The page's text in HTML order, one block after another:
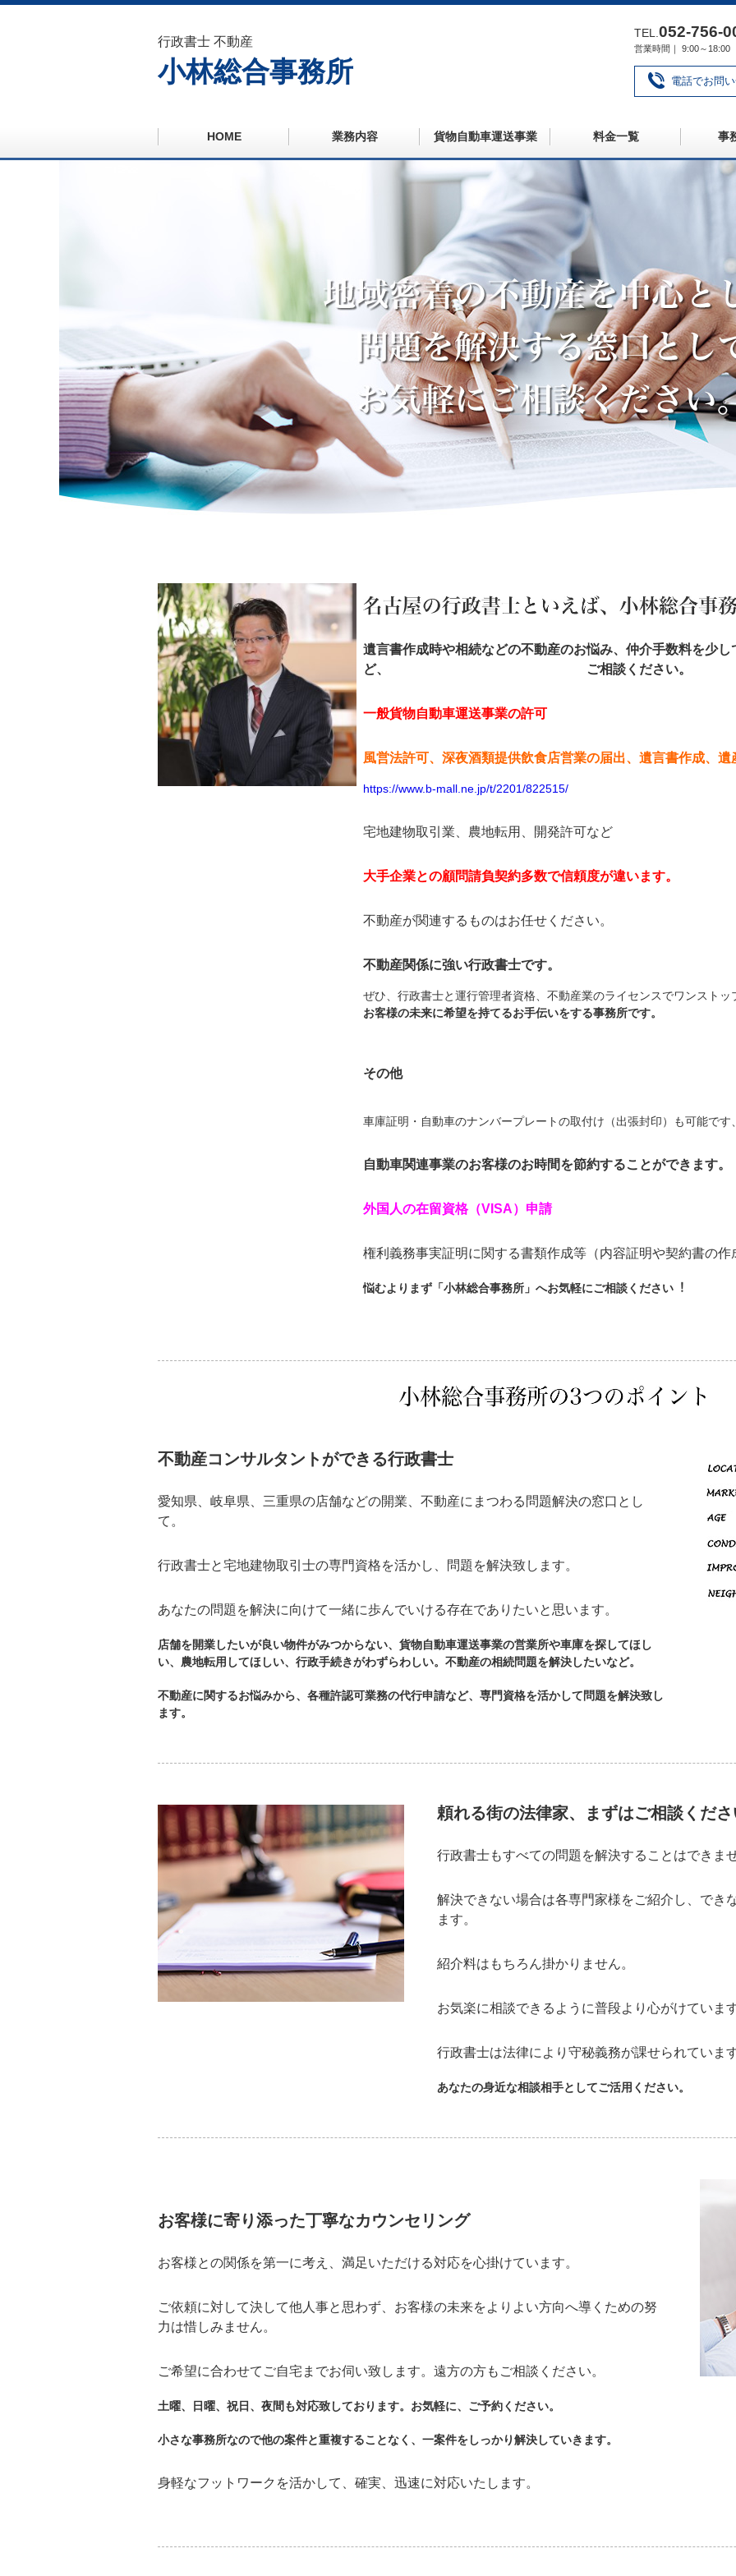
行政書士 不動産
小林総合事務所
TEL.
営業時間｜ 9:00～18:00
電話でお問
HOME 業務内容 貨物自動車運送事業 料金一覧 事
遺言書作成時や相続などの不動産のお悩み、仲介手数料を少し
ど、
ご相談ください。
一般貨物自動車運送事業の許可
風営法許可、深夜酒類提供飲食店営業の届出、遺言書作成、
https://www.b-mall.ne.jp/t/2201/822515/
宅地建物取引業、農地転用、開発許可など
大手企業との顧問請負契約多数で信頼度が違います。
不動産が関連するものはお任せください。
不動産関係に強い行政書士です。
ぜひ、行政書士と運行管理者資格、不動産業のライセンスでワンスト
お客様の未来に希望を持てるお手伝いをする事務所です。
その他
車庫証明・自動車のナンバープレートの取付け（出張封印）も可能です
自動車関連事業のお客様のお時間を節約することができます。
外国人の在留資格（VISA）申請
権利義務事実証明に関する書類作成等（内容証明や契約書の作
悩むよりまず「小林総合事務所」へお気軽にご相談ください︕
不動産コンサルタントができる行政書士
愛知県、岐阜県、三重県の店舗などの開業、不動産にまつわる問題解決の窓口とし
て。
行政書士と宅地建物取引士の専門資格を活かし、問題を解決致します。
あなたの問題を解決に向けて一緒に歩んでいける存在でありたいと思います。
店舗を開業したいが良い物件がみつからない、貨物自動車運送事業の営業所や車庫を探してほし
い、農地転用してほしい、行政手続きがわずらわしい。不動産の相続問題を解決したいなど。
不動産に関するお悩みから、各種許認可業務の代行申請など、専門資格を活かして問題を解決致し
ます。
頼れる街の法律家、まずはご相談くださ
行政書士もすべての問題を解決することはできま
解決できない場合は各専門家様をご紹介し、でき
ます。
紹介料はもちろん掛かりません。
お気楽に相談できるように普段より心がけていま
行政書士は法律により守秘義務が課せられていま
あなたの身近な相談相手としてご活用ください。
お客様に寄り添った丁寧なカウンセリング
お客様との関係を第一に考え、満足いただける対応を心掛けています。
ご依頼に対して決して他人事と思わず、お客様の未来をよりよい方向へ導くための努
力は惜しみません。
ご希望に合わせてご自宅までお伺い致します。遠方の方もご相談ください。
土曜、日曜、祝日、夜間も対応致しております。お気軽に、ご予約ください。
小さな事務所なので他の案件と重複することなく、一案件をしっかり解決していきます。
身軽なフットワークを活かして、確実、迅速に対応いたします。